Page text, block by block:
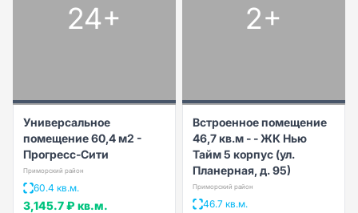
24+
Универсальное
помещение 60,4 м2 -
Прогресс-Сити
Приморский район
60.4 кв.м.
3,145.7 ₽ кв.м.
2+
Встроенное помещение
46,7 кв.м - - ЖК Нью
Тайм 5 корпус (ул.
Планерная, д. 95)
Приморский район
46.7 кв.м.